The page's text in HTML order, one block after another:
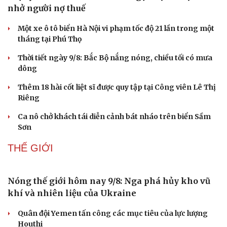
Những hương vị đưa TP.HCM thành thiên đường
ẩm thực đường phố hàng đầu thế giới
Nối đà tăng trưởng, du lịch Vĩnh Long hấp dẫn khách
quốc tế
Công nghiệp giải trí "chắp cánh" cho điểm đến du lịch
Gia Lai
Hội chợ Du lịch quốc tế TP.HCM 2026 có quy mô lớn nhất
từ trước đến nay
Bảo tàng Tưởng niệm Hòa bình tại Nhật Bản đón lượng
XÃ HỘI
Trợ lý ảo AI của Thuế TP.HCM gọi điện thoại nhắc